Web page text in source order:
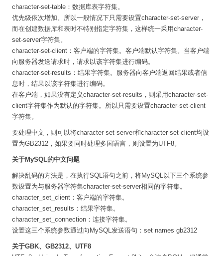
character-set-table：数据库表字符集。
优先级依次增加。所以一般情况下只需要设置character-set-server，
而在创建数据库和表时不特别指定字符集，这样统一采用character-
set-server字符集。
character-set-client：客户端的字符集。客户端默认字符集。当客户端
向服务器发送请求时，请求以该字符集进行编码。
character-set-results：结果字符集。服务器向客户端返回结果或者信
息时，结果以该字符集进行编码。
在客户端，如果没有定义character-set-results，则采用character-set-
client字符集作为默认的字符集。所以只需要设置character-set-client
字符集。
要处理中文，则可以将character-set-server和character-set-client均设
置为GB2312，如果要同时处理多国语言，则设置为UTF8。
关于MySQL的中文问题
解决乱码的方法是，在执行SQL语句之前，将MySQL以下三个系统参
数设置为与服务器字符集character-set-server相同的字符集。
character_set_client：客户端的字符集。
character_set_results：结果字符集。
character_set_connection：连接字符集。
设置这三个系统参数通过向MySQL发送语句：set names gb2312
关于GBK、GB2312、UTF8